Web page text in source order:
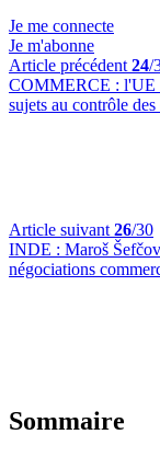
Je me connecte
Je m'abonne
Article précédent 24/
COMMERCE : l'UE
sujets au contrôle
Article suivant 26/30
INDE : Maroš
négociations
Sommaire